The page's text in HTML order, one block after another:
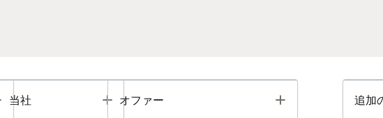
Toggle
当社 Toggle
オファー Toggle 追加